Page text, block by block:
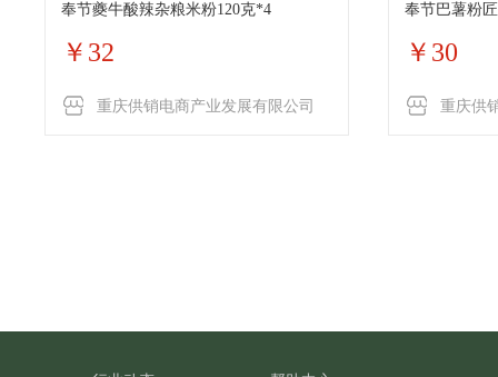
奉节夔牛酸辣杂粮米粉120克*4
￥32
重庆供销电商产业发展有限公司
奉节巴薯粉
￥30
重庆供